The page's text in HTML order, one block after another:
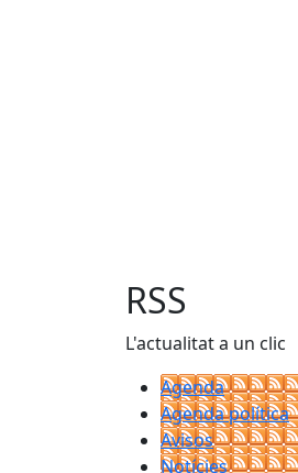
RSS
L'actualitat a un clic
Agenda
Agenda política
Avisos
Notícies